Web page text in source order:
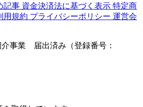
記事 資金決済法に基づく表示 特定商
用規約 プライバシーポリシー 運営会
事業 届出済み（登録番号：